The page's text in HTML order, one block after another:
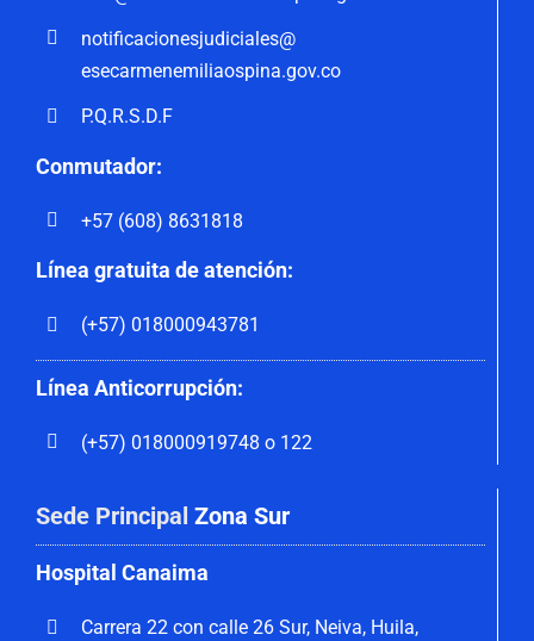
notificacionesjudiciales@
esecarmenemiliaospina.gov.co
P.Q.R.S.D.F
Conmutador:
+57 (608) 8631818
Línea gratuita de atención:
(+57) 018000943781
Línea Anticorrupción:
(+57) 018000919748 o 122
Sede Principal Zona Sur
Hospital Canaima
Carrera 22 con calle 26 Sur, Neiva, Huila,